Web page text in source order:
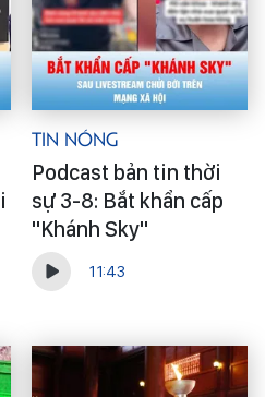
Tin Nóng
Podcast bản tin thời
sự 3-8: Bắt khẩn cấp
"Khánh Sky"
11:43